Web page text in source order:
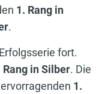
1. Rang in
.
fort.
Rang in Silber. Die
1.